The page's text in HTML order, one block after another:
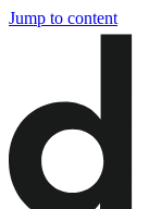
Jump to content